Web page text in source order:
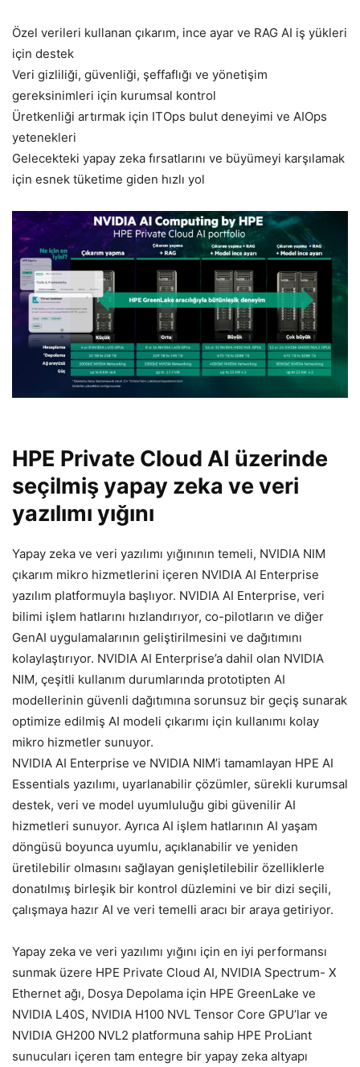
Özel verileri kullanan çıkarım, ince ayar ve RAG AI iş yükleri
için destek
Veri gizliliği, güvenliği, şeffaflığı ve yönetişim
gereksinimleri için kurumsal kontrol
Üretkenliği artırmak için ITOps bulut deneyimi ve AIOps
yetenekleri
Gelecekteki yapay zeka fırsatlarını ve büyümeyi karşılamak
için esnek tüketime giden hızlı yol
HPE Private Cloud AI üzerinde
seçilmiş yapay zeka ve veri
yazılımı yığını
Yapay zeka ve veri yazılımı yığınının temeli, NVIDIA NIM
çıkarım mikro hizmetlerini içeren NVIDIA AI Enterprise
yazılım platformuyla başlıyor. NVIDIA AI Enterprise, veri
bilimi işlem hatlarını hızlandırıyor, co-pilotların ve diğer
GenAI uygulamalarının geliştirilmesini ve dağıtımını
kolaylaştırıyor. NVIDIA AI Enterprise’a dahil olan NVIDIA
NIM, çeşitli kullanım durumlarında prototipten AI
modellerinin güvenli dağıtımına sorunsuz bir geçiş sunarak
optimize edilmiş AI modeli çıkarımı için kullanımı kolay
mikro hizmetler sunuyor.
NVIDIA AI Enterprise ve NVIDIA NIM’i tamamlayan HPE AI
Essentials yazılımı, uyarlanabilir çözümler, sürekli kurumsal
destek, veri ve model uyumluluğu gibi güvenilir AI
hizmetleri sunuyor. Ayrıca AI işlem hatlarının AI yaşam
döngüsü boyunca uyumlu, açıklanabilir ve yeniden
üretilebilir olmasını sağlayan genişletilebilir özelliklerle
donatılmış birleşik bir kontrol düzlemini ve bir dizi seçili,
çalışmaya hazır AI ve veri temelli aracı bir araya getiriyor.
Yapay zeka ve veri yazılımı yığını için en iyi performansı
sunmak üzere HPE Private Cloud AI, NVIDIA Spectrum- X
Ethernet ağı, Dosya Depolama için HPE GreenLake ve
NVIDIA L40S, NVIDIA H100 NVL Tensor Core GPU’lar ve
NVIDIA GH200 NVL2 platformuna sahip HPE ProLiant
sunucuları içeren tam entegre bir yapay zeka altyapı